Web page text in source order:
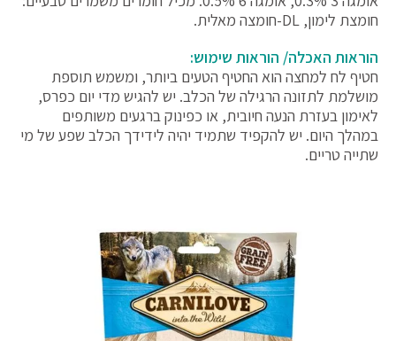
חומצת לימון, DL-חומצה מאלית.
הוראות האכלה/ הוראות שימוש:
חטיף לח למחצה הוא החטיף הטעים ביותר, ומשמש תוספת
מושלמת לתזונה הרגילה של הכלב. יש להגיש מדי יום כפרס,
לאימון בעזרת הנעה חיובית, או כפינוק ברגעים משותפים
במהלך היום. יש להקפיד שתמיד יהיה לידידך הכלב שפע של מי
שתייה טריים.